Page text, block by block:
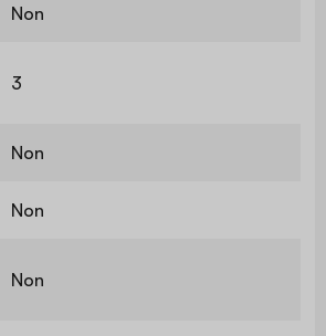
Non
3
Non
Non
Non